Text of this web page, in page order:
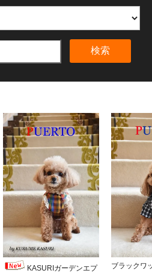
検索
KASURIガーデンエプ
ブラックワ